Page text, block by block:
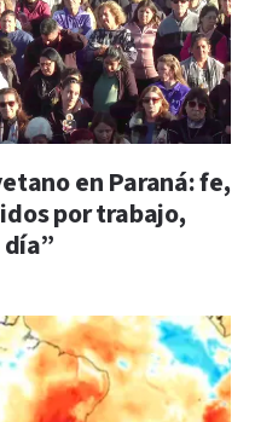
en Paraná: fe,
por trabajo,